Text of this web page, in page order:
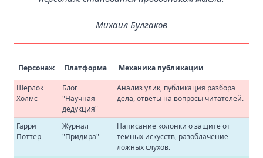
Михаил Булгаков
Персонаж Платформа
Механика публикации
Шерлок
Холмс
Блог
"Научная
дедукция"
Анализ улик, публикация разбора
дела, ответы на вопросы читателей.
Гарри
Поттер
Журнал
"Придира"
Написание колонки о защите от
темных искусств, разоблачение
ложных слухов.